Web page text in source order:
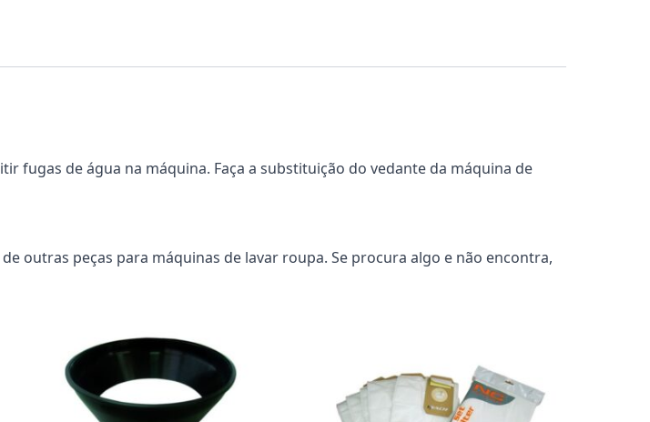
fugas de água na máquina. Faça a substituição do vedante da máquina de
outras peças para máquinas de lavar roupa. Se procura algo e não encontra,